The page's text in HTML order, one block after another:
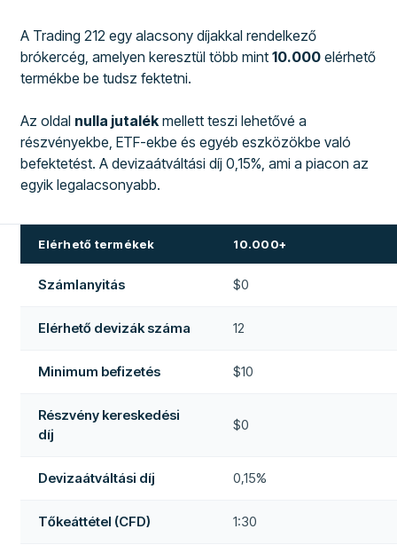
A Trading 212 egy alacsony díjakkal rendelkező
brókercég, amelyen keresztül több mint10.000 elérhető
termékbe be tudsz fektetni.
Az oldal nulla jutalék mellett teszi lehetővé a
részvényekbe, ETF-ekbe és egyéb eszközökbe való
befektetést. A devizaátváltási díj 0,15%, ami a piacon az
egyik legalacsonyabb.
Elérhető termékek 10.000+
Számlanyitás $0
Elérhető devizák száma 12
Minimum befizetés $10
Részvény kereskedési
díj
$0
Devizaátváltási díj 0,15%
Tőkeáttétel (CFD) 1:30